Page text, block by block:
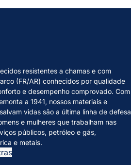
resistentes a chamas e com
(FR/AR) conhecidos por qualidade
e desempenho comprovado. Com
a 1941, nossos materiais e
vidas são a última linha de defesa
e mulheres que trabalham nas
públicos, petróleo e gás,
e metais.